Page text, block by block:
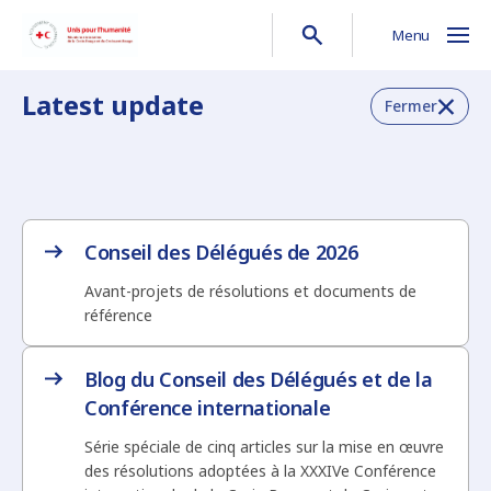
Menu
Latest update Fermer
Conseil des Délégués de 2026
Avant-projets de résolutions et documents de
référence
Blog du Conseil des Délégués et de la
Conférence internationale
Série spéciale de cinq articles sur la mise en œuvre
des résolutions adoptées à la XXXIVe Conférence